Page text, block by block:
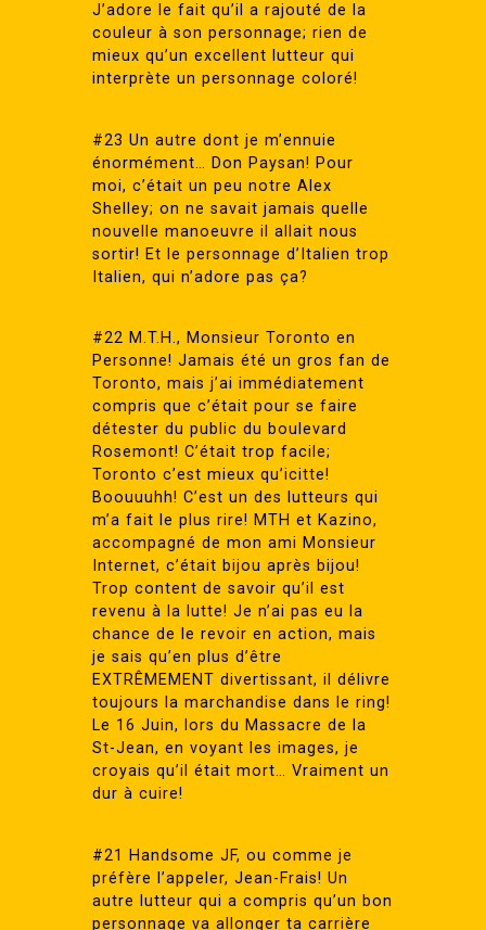
J’adore le fait qu’il a rajouté de la
couleur à son personnage; rien de
mieux qu’un excellent lutteur qui
interprète un personnage coloré!
#23 Un autre dont je m’ennuie
énormément… Don Paysan! Pour
moi, c’était un peu notre Alex
Shelley; on ne savait jamais quelle
nouvelle manoeuvre il allait nous
sortir! Et le personnage d’Italien trop
Italien, qui n’adore pas ça?
#22 M.T.H., Monsieur Toronto en
Personne! Jamais été un gros fan de
Toronto, mais j’ai immédiatement
compris que c’était pour se faire
détester du public du boulevard
Rosemont! C’était trop facile;
Toronto c’est mieux qu’icitte!
Boouuuhh! C’est un des lutteurs qui
m’a fait le plus rire! MTH et Kazino,
accompagné de mon ami Monsieur
Internet, c’était bijou après bijou!
Trop content de savoir qu’il est
revenu à la lutte! Je n’ai pas eu la
chance de le revoir en action, mais
je sais qu’en plus d’être
EXTRÊMEMENT divertissant, il délivre
toujours la marchandise dans le ring!
Le 16 Juin, lors du Massacre de la
St-Jean, en voyant les images, je
croyais qu’il était mort… Vraiment un
dur à cuire!
#21 Handsome JF, ou comme je
préfère l’appeler, Jean-Frais! Un
autre lutteur qui a compris qu’un bon
personnage va allonger ta carrière